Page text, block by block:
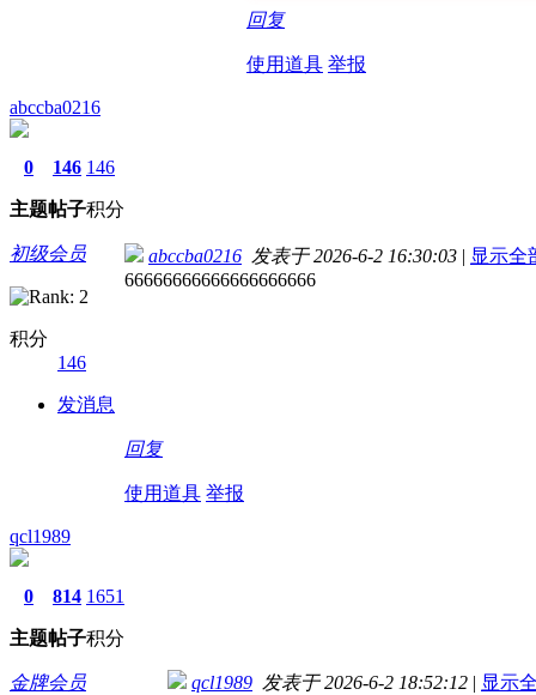
回复
使用道具 举报
abccba0216
0
主题
146
帖子
146
积分
初级会员
积分
146
发消息
abccba0216 发表于 2026-6-2 16:30:03 | 显示全
66666666666666666666
回复
使用道具 举报
qcl1989
0
主题
814
帖子
1651
积分
金牌会员 qcl1989 发表于 2026-6-2 18:52:12 | 显示